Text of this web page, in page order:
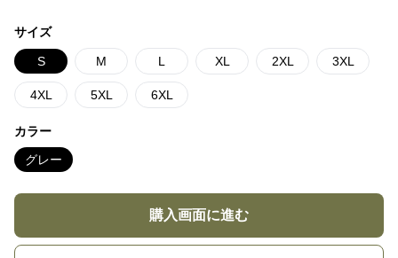
サイズ
S M L XL 2XL 3XL
4XL 5XL 6XL
カラー
グレー
購入画面に進む